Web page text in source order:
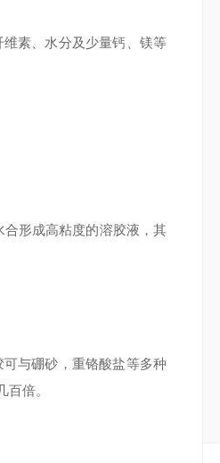
素、水分及少量钙、镁等
形成高粘度的溶胶液，其
与硼砂，重铬酸盐等多种
倍。